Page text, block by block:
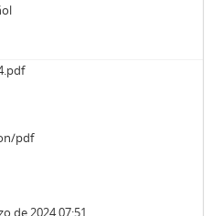
pdf
de 2024 07:51